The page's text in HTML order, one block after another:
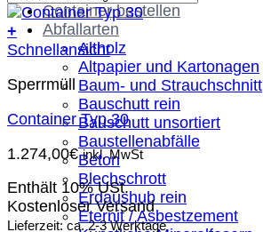
Container bestellen
Abfallarten
Altholz
Altpapier und Kartonagen
Baum- und Strauchschnitt
Bauschutt rein
Bauschutt unsortiert
Baustellenabfälle
Beton
Blechschrott
Erdaushub rein
Eternit / Asbestzement
+
Schnellansicht
Sperrmüll
Container Typ 30
1.274,00€ inkl. MwSt
Enthält 10% USt.
Kostenloser Versand
Lieferzeit: ca. 2-3 Werktage